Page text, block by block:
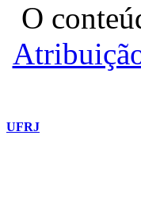
O
UFRJ